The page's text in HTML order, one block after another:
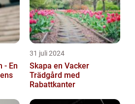
- En
31 juli 2024
Skapa en Vacker
Trädgård med
Rabattkanter